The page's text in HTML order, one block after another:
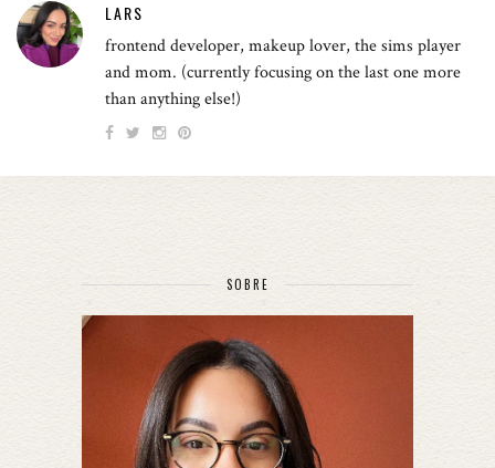
LARS
frontend developer, makeup lover, the sims player
and mom. (currently focusing on the last one more
than anything else!)
SOBRE